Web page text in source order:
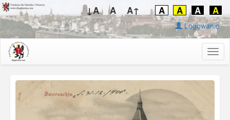
↓A A A↑ A A A A
Logowanie